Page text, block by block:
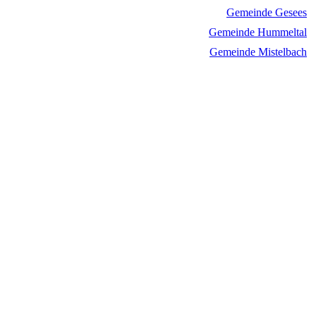
Gemeinde Gesees
Gemeinde Hummeltal
Gemeinde Mistelbach